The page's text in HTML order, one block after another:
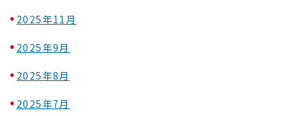
2025年11月
2025年9月
2025年8月
2025年7月